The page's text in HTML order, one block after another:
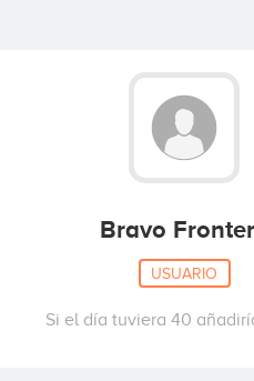
Bravo
USUARIO
Si el día tuviera 40